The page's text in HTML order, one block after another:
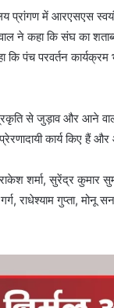
प्रांगण में आरएसएस
ने कहा कि संघ का
पंच परवर्तन कार्यक्रम
से जुड़ाव और आने
कार्य किए हैं
शर्मा, सुरेंद्र कुमार
राधेश्याम गुप्ता,